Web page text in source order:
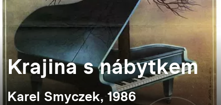
Krajina s nábytkem
Karel Smyczek, 1986